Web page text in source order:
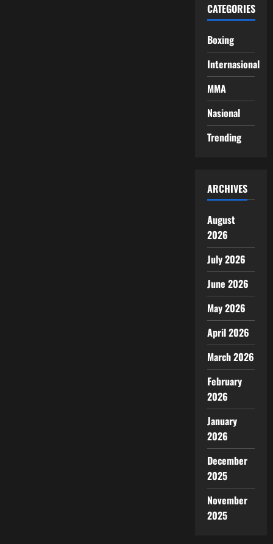
CATEGORIES
Boxing
Internasional
MMA
Nasional
Trending
ARCHIVES
August
2026
July 2026
June 2026
May 2026
April 2026
March 2026
February
2026
January
2026
December
2025
November
2025